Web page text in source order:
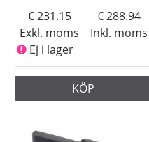
Exkl. moms
231.15
Inkl. moms
288.94
Ej i lager
KÖP